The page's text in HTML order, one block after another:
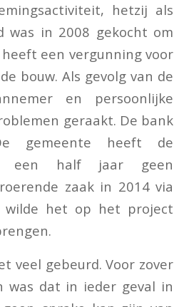
hetzij als
was in 2008 gekocht om
een vergunning voor
bouw. Als gevolg van de
en persoonlijke
geraakt. De bank
gemeente heeft de
een half jaar geen
zaak in 2014 via
wilde het op het project
veel gebeurd. Voor zover
was dat in ieder geval in